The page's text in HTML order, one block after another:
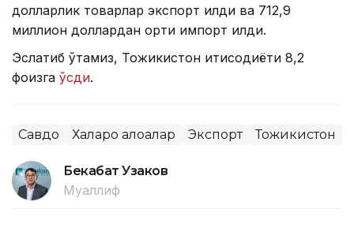
долларлик товарлар экспорт қилди ва 712,9
миллион доллардан ортиқ импорт қилди.
Эслатиб ўтамиз, Тожикистон иқтисодиёти 8,2
фоизга ўсди.
Савдо Халқаро алоқалар Экспорт Тожикистон
Бекабат Узаков
Муаллиф